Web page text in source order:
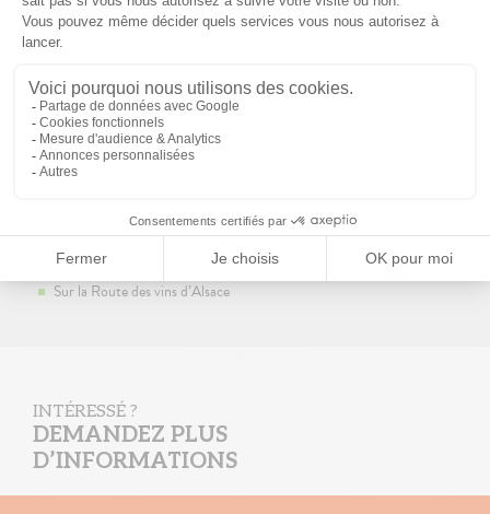
A 10 minutes du centre de Colmar
Crèche, école primaire avec périscolaire
Collège et lycée à 5 minutes
Riche vie associative
Au cœur du vignoble
Au pied des Vosges
Sur la Route des vins d’Alsace
INTÉRESSÉ ?
DEMANDEZ PLUS
D’INFORMATIONS